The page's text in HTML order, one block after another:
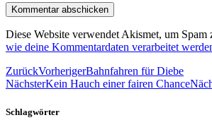
Diese Website verwendet Akismet, um Spam
wie deine Kommentardaten verarbeitet
ZurückVorherigerBahnfahren für Diebe
NächsterKein Hauch einer fairen Chance
Schlagwörter